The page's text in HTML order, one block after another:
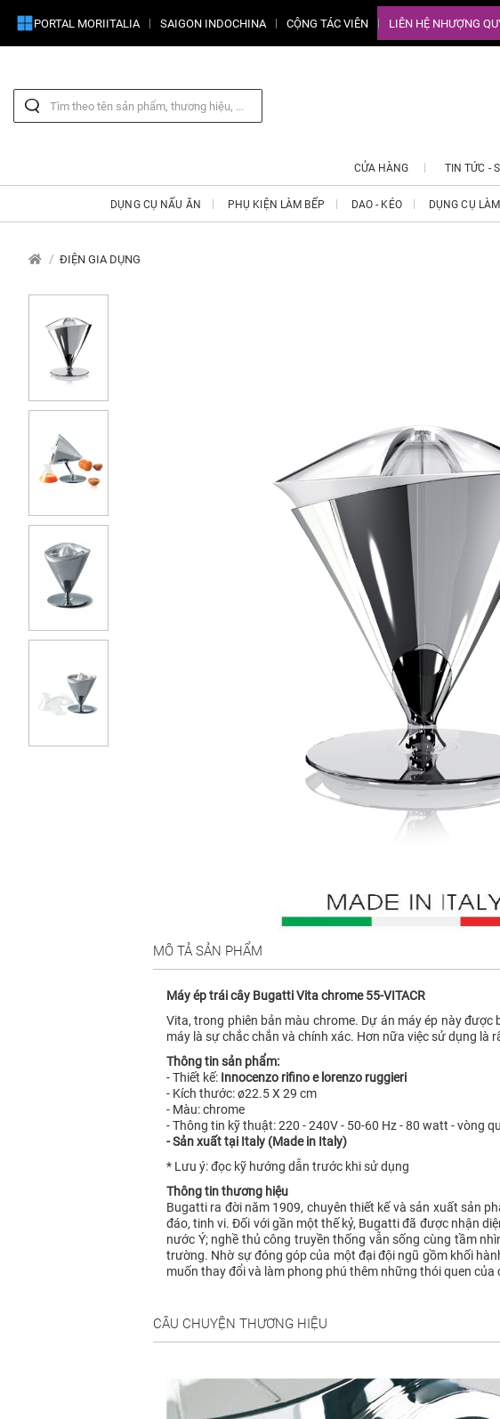
PORTAL MORIITALIA SAIGON INDOCHINA CỘNG TÁC VIÊN LIÊN HỆ NHƯỢNG
CỬA HÀNG TIN TỨC -
DỤNG CỤ NẤU ĂN PHỤ KIỆN LÀM BẾP DAO - KÉO DỤNG CỤ
ĐIỆN GIA DỤNG
MÔ TẢ SẢN PHẨM
Máy ép trái cây Bugatti Vita chrome 55-VITACR
Vita, trong phiên bản màu chrome. Dự án máy ép này
máy là sự chắc chắn và chính xác. Hơn nữa việc sử dụng là
Thông tin sản phẩm:
- Thiết kế: Innocenzo rifino e lorenzo ruggieri
- Kích thước: ø22.5 X 29 cm
- Màu: chrome
- Thông tin kỹ thuật: 220 - 240V - 50-60 Hz - 80 watt - vòng
- Sản xuất tại Italy (Made in Italy)
* Lưu ý: đọc kỹ hướng dẫn trước khi sử dụng
Thông tin thương hiệu
Bugatti ra đời năm 1909, chuyên thiết kế và sản xuất sản
đáo, tinh vi. Đối với gần một thế kỷ, Bugatti đã được nhận
nước Ý; nghề thủ công truyền thống vẫn sống cùng tầm
trường. Nhờ sự đóng góp của một đại đội ngũ gồm khối
muốn thay đổi và làm phong phú thêm những thói quen
CÂU CHUYỆN THƯƠNG HIỆU